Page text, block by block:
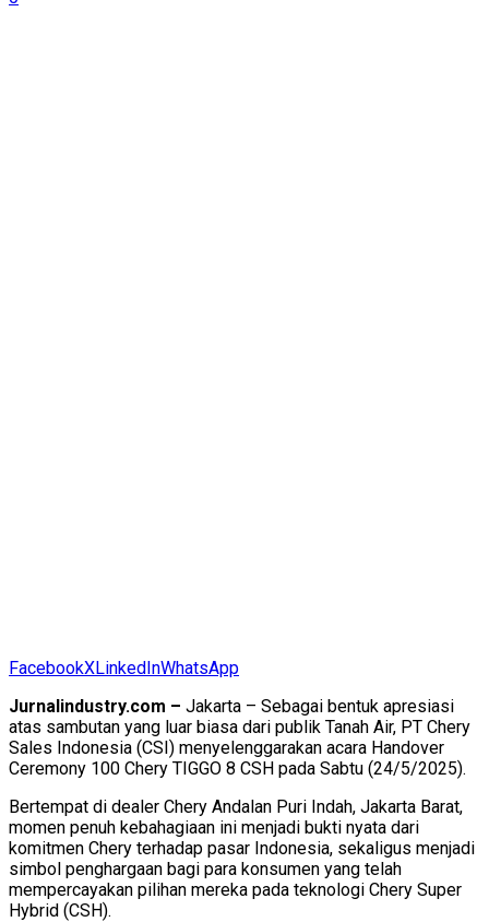
FacebookXLinkedInWhatsApp
Jurnalindustry.com – Jakarta – Sebagai bentuk apresiasi
atas sambutan yang luar biasa dari publik Tanah Air, PT Chery
Sales Indonesia (CSI) menyelenggarakan acara Handover
Ceremony 100 Chery TIGGO 8 CSH pada Sabtu (24/5/2025).
Bertempat di dealer Chery Andalan Puri Indah, Jakarta Barat,
momen penuh kebahagiaan ini menjadi bukti nyata dari
komitmen Chery terhadap pasar Indonesia, sekaligus menjadi
simbol penghargaan bagi para konsumen yang telah
mempercayakan pilihan mereka pada teknologi Chery Super
Hybrid (CSH).